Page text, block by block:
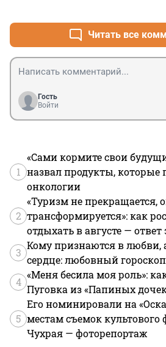
Читать все
Гость
Войти
1
«Сами кормите свои
назвал продукты, которые
онкологии
2
«Туризм не прекращается,
трансформируется»: как
отдыхать в августе — ответ
3
Кому признаются в любви,
сердце: любовный
4
«Меня бесила моя роль»:
Пуговка из «Папиных
5
Его номинировали на
местам съемок культового
Чухрая — фоторепортаж